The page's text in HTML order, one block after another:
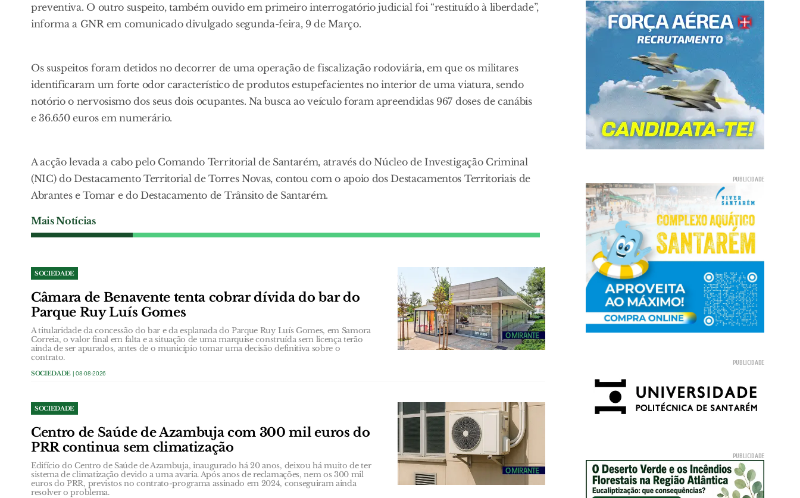
preventiva. O outro suspeito, também ouvido em primeiro interrogatório judicial foi “restituído à liberdade”,
informa a GNR em comunicado divulgado segunda-feira, 9 de Março.
Os suspeitos foram detidos no decorrer de uma operação de fiscalização rodoviária, em que os militares
identificaram um forte odor característico de produtos estupefacientes no interior de uma viatura, sendo
notório o nervosismo dos seus dois ocupantes. Na busca ao veículo foram apreendidas 967 doses de canábis
e 36.650 euros em numerário.
A acção levada a cabo pelo Comando Territorial de Santarém, através do Núcleo de Investigação Criminal
(NIC) do Destacamento Territorial de Torres Novas, contou com o apoio dos Destacamentos Territoriais de
Abrantes e Tomar e do Destacamento de Trânsito de Santarém.
Mais Notícias
SOCIEDADE
Câmara de Benavente tenta cobrar dívida do bar do
Parque Ruy Luís Gomes
A titularidade da concessão do bar e da esplanada do Parque Ruy Luís Gomes, em Samora
Correia, o valor final em falta e a situação de uma marquise construída sem licença terão
ainda de ser apurados, antes de o município tomar uma decisão definitiva sobre o
contrato.
SOCIEDADE | 08-08-2026
SOCIEDADE
Centro de Saúde de Azambuja com 300 mil euros do
PRR continua sem climatização
Edifício do Centro de Saúde de Azambuja, inaugurado há 20 anos, deixou há muito de ter
sistema de climatização devido a uma avaria. Após anos de reclamações, nem os 300 mil
euros do PRR, previstos no contrato-programa assinado em 2024, conseguiram ainda
resolver o problema.